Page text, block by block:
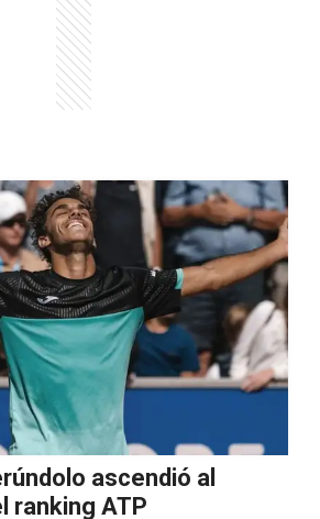
ascendió al
ranking ATP